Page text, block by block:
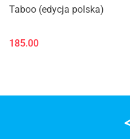
Taboo (edycja polska)
185.00